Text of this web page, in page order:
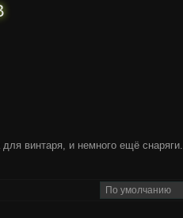
винтаря, и немного ещё снаряги.